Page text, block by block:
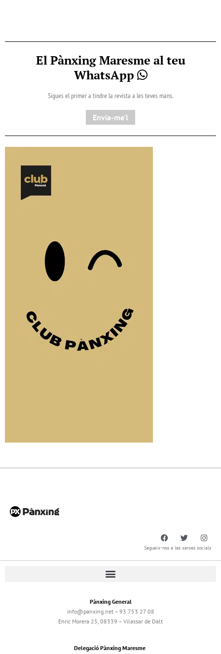
El Pànxing Maresme al teu
WhatsApp
Sigues el primer a tindre la revista a les teves mans.
Envia-me'l
Segueix-nos a les xarxes socials
Pànxing General
info@panxing.net – 93 753 27 08
Enric Morera 25, 08339 – Vilassar de Dalt
Delegació Pànxing Maresme